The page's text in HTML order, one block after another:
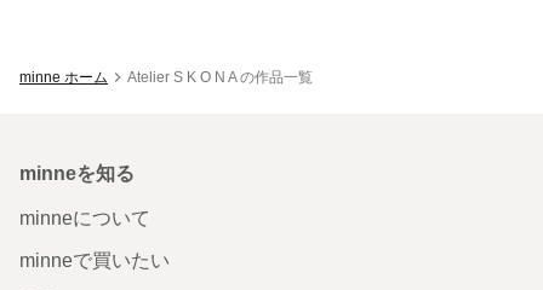
minne ホーム Atelier S K O N A の作品一覧
minneを知る
minneについて
minneで買いたい